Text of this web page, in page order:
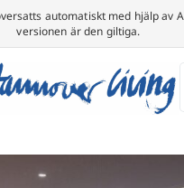
automatiskt med hjälp av
versionen är den giltiga.